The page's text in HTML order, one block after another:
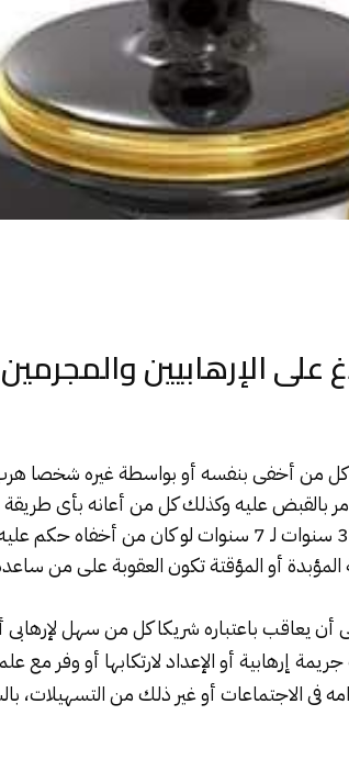
على الإرهابيين
من أخفى بنفسه أو بواسطة غيره شخصا
بالقبض عليه وكذلك كل من أعانه بأى
القضاء مع علمه بذلك يعاقب بالسجن من 3 سنوات لـ 7 سنوات لو كان
المؤبدةأو المؤقتة تكون العقوبة على من
أن يعاقب باعتباره شريكا كل من سهل لإرهابى
إرهابية أو الإعداد لارتكابها أو وفر مع
فى الاجتماعات أو غير ذلك من التسهيلات،